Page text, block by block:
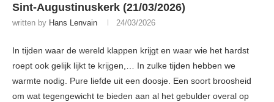
Sint-Augustinuskerk (21/03/2026)
written by Hans Lenvain 24/03/2026
In tijden waar de wereld klappen krijgt en waar wie het hardst
roept ook gelijk lijkt te krijgen,… In zulke tijden hebben we
warmte nodig. Pure liefde uit een doosje. Een soort broosheid
om wat tegengewicht te bieden aan al het gebulder overal op